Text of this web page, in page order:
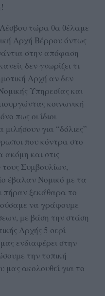
τώρα θα θέλαμε
Αρχή Βέρρου όντως
στην απόφαση
δεν γνωρίζει τι
Αρχή αν δεν
Υπηρεσίας και
κοινωνική
πως οι ίδιοι
για “δόλιες”
που κόντρα στο
και στις
Συμβουλίων,
έβαλαν Νομικό με τα
ξεκάθαρα το
να γράφουμε
με βάση την στάση
Αρχής 5 σερί
ενδιαφέρει στην
την τοπική
μας ακολουθεί για το